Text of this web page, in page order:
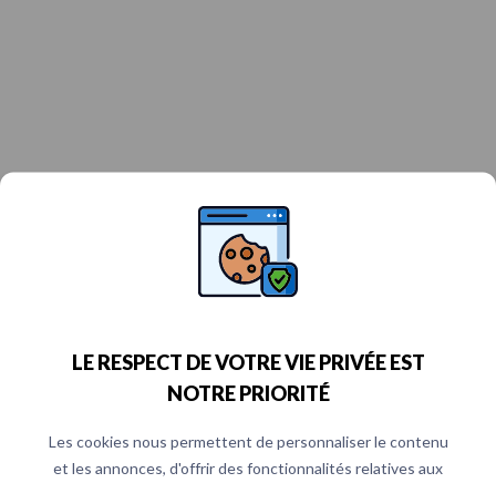
LE RESPECT DE VOTRE VIE PRIVÉE EST
NOTRE PRIORITÉ
Les cookies nous permettent de personnaliser le contenu
et les annonces, d'offrir des fonctionnalités relatives aux